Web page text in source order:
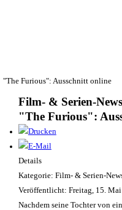
"The Furious": Ausschnitt online
Film- & Serien-News
"The Furious":
Details
Kategorie: Film- & Serien-
Veröffentlicht: Freitag, 15.
Nachdem seine Tochter von